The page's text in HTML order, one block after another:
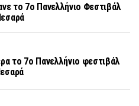
το 7ο Πανελλήνιο Φεστιβάλ
το 7ο Πανελλήνιο φεστιβάλ